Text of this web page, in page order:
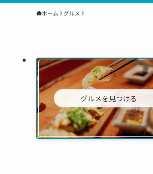
ホーム グルメ
グルメを見つける